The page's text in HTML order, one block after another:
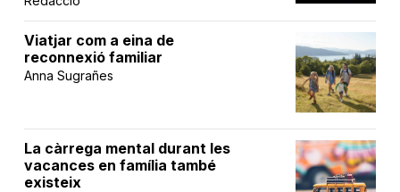
Viatjar com a eina de
reconnexió familiar
Anna Sugrañes
La càrrega mental durant les
vacances en família també
existeix